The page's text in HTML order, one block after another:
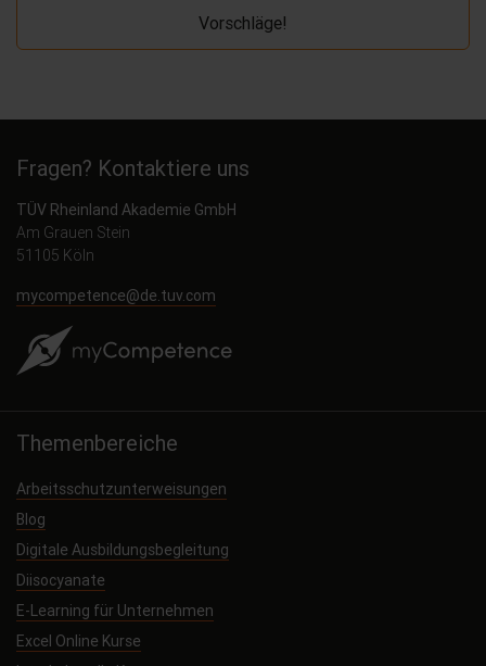
Vorschläge!
Fragen? Kontaktiere uns
TÜV Rheinland Akademie GmbH
Am Grauen Stein
51105 Köln
mycompetence@de.tuv.com
Themenbereiche
Arbeitsschutzunterweisungen
Blog
Digitale Ausbildungsbegleitung
Diisocyanate
E-Learning für Unternehmen
Excel Online Kurse